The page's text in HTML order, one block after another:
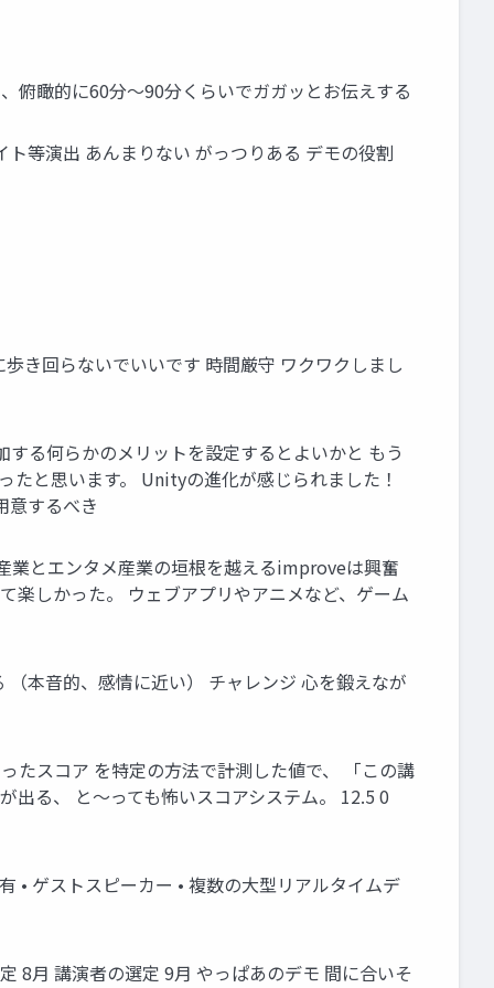
俯瞰的に60分〜90分くらいでガガッとお伝えする
等演出 あんまりない がっつりある デモの役割
き回らないでいいです 時間厳守 ワクワクしまし
る何らかのメリットを設定するとよいかと もう
と思います。 Unityの進化が感じられました！
意するべき
業とエンタメ産業の垣根を越えるimproveは興奮
楽しかった。 ウェブアプリやアニメなど、ゲーム
本音的、感情に近い） チャレンジ 心を鍛えなが
スコア を特定の方法で計測した値で、 「この講
出る、 と〜っても怖いスコアシステム。 12.5 0
• ゲストスピーカー • 複数の大型リアルタイムデ
8月 講演者の選定 9月 やっぱあのデモ 間に合いそ